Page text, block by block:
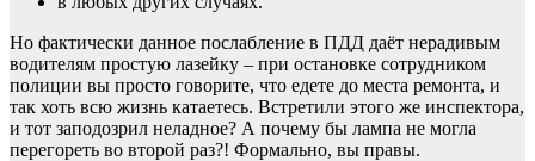
Но фактически данное послабление в ПДД даёт нерадивым
водителям простую лазейку – при остановке сотрудником
полиции вы просто говорите, что едете до места ремонта, и
так хоть всю жизнь катаетесь. Встретили этого же инспектора,
и тот заподозрил неладное? А почему бы лампа не могла
перегореть во второй раз?! Формально, вы правы.